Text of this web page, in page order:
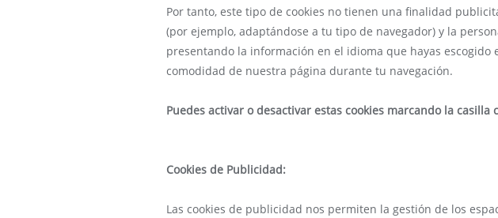
Por tanto, este tipo de cookies no tienen una finalidad
(por ejemplo, adaptándose a tu tipo de navegador) y la
presentando la información en el idioma que hayas
comodidad de nuestra página durante tu navegación.
Puedes activar o desactivar estas cookies marcando la casilla
Cookies de Publicidad:
Las cookies de publicidad nos permiten la gestión de los